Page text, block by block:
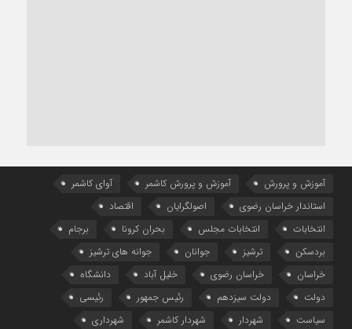
آموزش و پرورش آموزش و پرورش کاشمر
آوای کاشمر
استاندار خراسان رضوی
اصولگرایان
اقتصاد
انتخابات
انتخابات مجلس بحران کرونا
برجام
بردسکن
ترشیز جوانان
جوانه های ترشیز
خراسان
خراسان رضوی خلیل آباد
دانشگاه
دولت
دولت سیزدهم رئیس جمهور
رئیسی
سیاست
شهردار شهردار کاشمر شهرداری